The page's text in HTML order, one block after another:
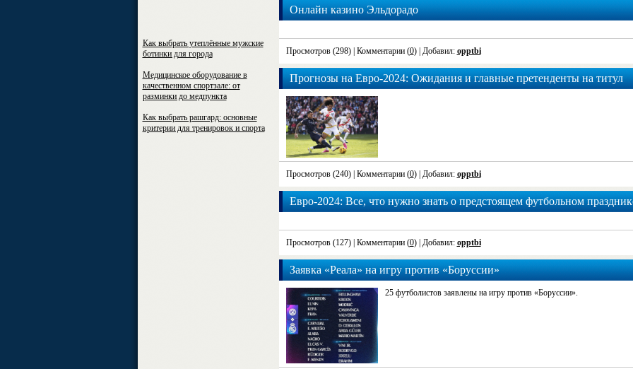
Как выбрать утеплённые мужские
ботинки для города
Медицинское оборудование в
качественном спортзале: от
разминки до медпункта
Как выбрать рашгард: основные
критерии для тренировок и спорта
Онлайн казино Эльдорадо
Просмотров (298) | Комментарии (0) | Добавил: opptbi
Прогнозы на Евро-2024: Ожидания и главные претенденты на титул
Просмотров (240) | Комментарии (0) | Добавил: opptbi
Евро-2024: Все, что нужно знать о предстоящем футбольном
Просмотров (127) | Комментарии (0) | Добавил: opptbi
Заявка «Реала» на игру против «Боруссии»
25 футболистов заявлены на игру против «Боруссии».